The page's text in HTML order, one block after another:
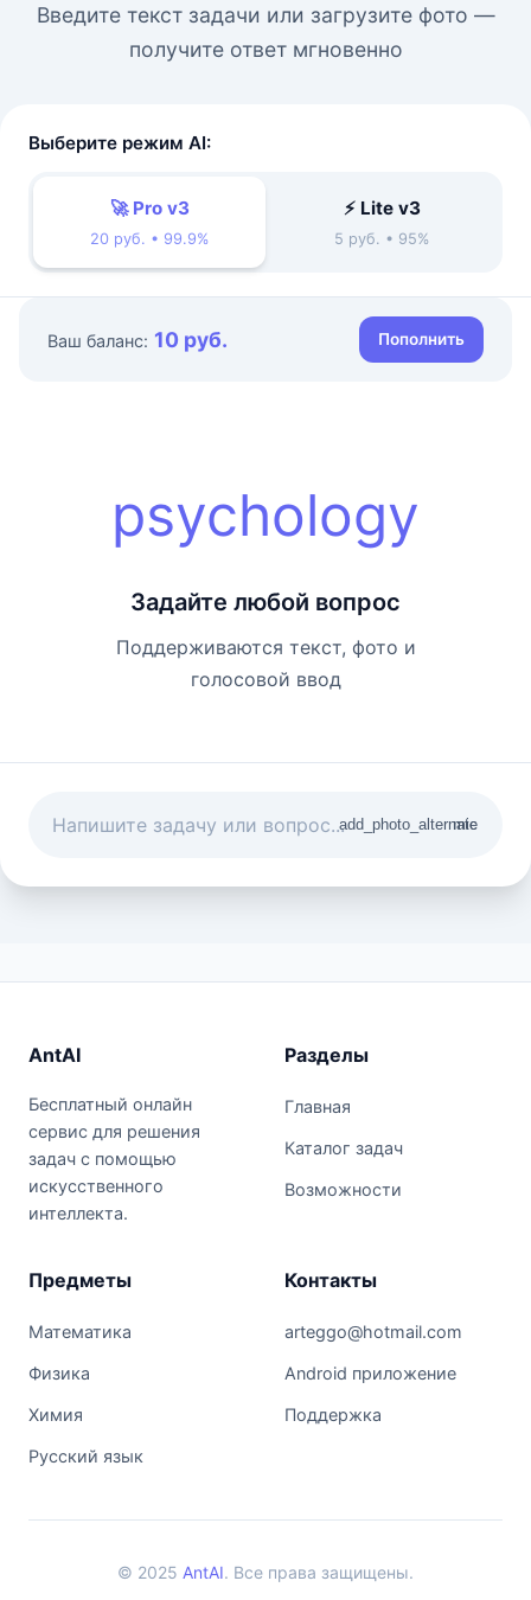
Введите текст задачи или загрузите фото —
получите ответ мгновенно
Выберите режим AI:
🚀 Pro v3
20 руб. • 99.9%
⚡ Lite v3
5 руб. • 95%
Ваш баланс: 10 руб. Пополнить
psychology
Задайте любой вопрос
Поддерживаются текст, фото и
голосовой ввод
add_photo_alternate
mic
AntAI
Бесплатный онлайн
сервис для решения
задач с помощью
искусственного
интеллекта.
Разделы
Главная
Каталог задач
Возможности
Предметы
Математика
Физика
Химия
Русский язык
Контакты
arteggo@hotmail.com
Android приложение
Поддержка
© 2025 AntAI. Все права защищены.